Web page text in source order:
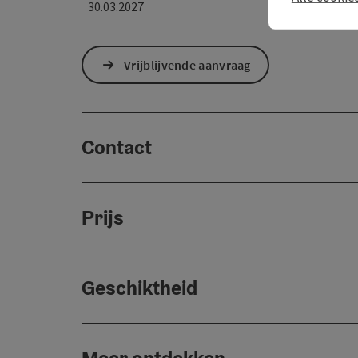
30.03.2027
Vrijblijvende aanvraag
Contact
Prijs
Geschiktheid